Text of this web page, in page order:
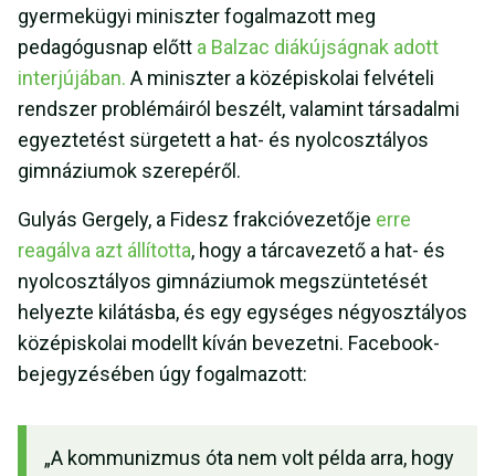
gyermekügyi miniszter fogalmazott meg
pedagógusnap előtt a Balzac diákújságnak adott
interjújában. A miniszter a középiskolai felvételi
rendszer problémáiról beszélt, valamint társadalmi
egyeztetést sürgetett a hat- és nyolcosztályos
gimnáziumok szerepéről.
Gulyás Gergely, a Fidesz frakcióvezetője erre
reagálva azt állította, hogy a tárcavezető a hat- és
nyolcosztályos gimnáziumok megszüntetését
helyezte kilátásba, és egy egységes négyosztályos
középiskolai modellt kíván bevezetni. Facebook-
bejegyzésében úgy fogalmazott:
„A kommunizmus óta nem volt példa arra, hogy